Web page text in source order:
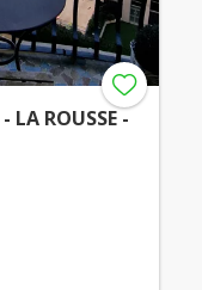
LA ROUSSE -